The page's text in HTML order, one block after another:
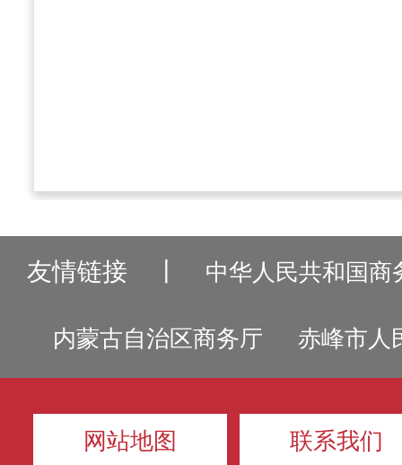
友情链接 中华人民共和国商
内蒙古自治区商务厅 赤峰市人
网站地图 联系我们